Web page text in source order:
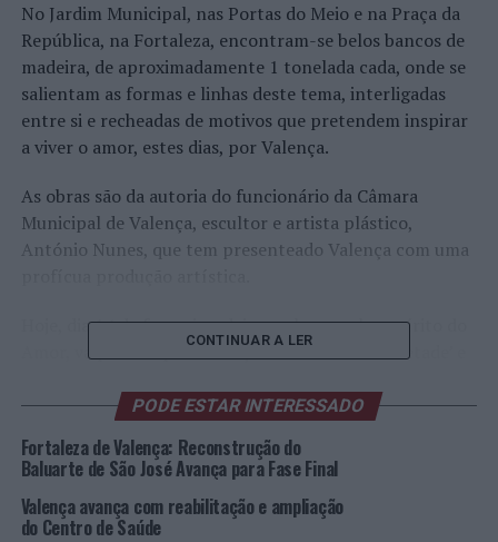
No Jardim Municipal, nas Portas do Meio e na Praça da
República, na Fortaleza, encontram-se belos bancos de
madeira, de aproximadamente 1 tonelada cada, onde se
salientam as formas e linhas deste tema, interligadas
entre si e recheadas de motivos que pretendem inspirar
a viver o amor, estes dias, por Valença.
As obras são da autoria do funcionário da Câmara
Municipal de Valença, escultor e artista plástico,
António Nunes, que tem presenteado Valença com uma
Hoje, dia 14 de fevereiro, deixe-se levar pelo espírito do
Amor, vá passear por Valença com a sua ‘cara metade’ e
do Amor’.
Foto: CMV.
TÓPICOS RELACIONADOS: DESTAQUE
DIA DE SÃO VALENTIM
DIA DOS NAMORADOS
CONTINUAR A LER
PODE ESTAR INTERESSADO
Fortaleza de Valença: Reconstrução do
Baluarte de São José Avança para Fase Final
Valença avança com reabilitação e ampliação
do Centro de Saúde